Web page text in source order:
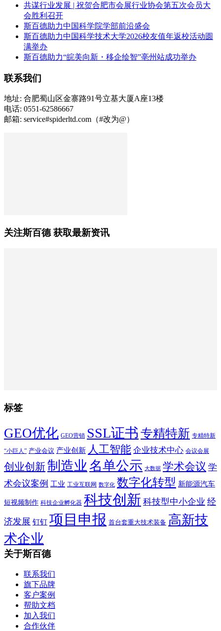
共谋行业发展 | 祝贺合肥市会展行业协会第五次会员大
会胜利召开
斯百德助力中国科学院学部前沿盛会
斯百德助力中国科学技术大学2026校友值年返校活动圆
满举办
斯百德助力“皖美向新・移企绘智”亳州站成功举办
联系我们
地址: 合肥蜀山区金寨路91号立基大厦A座13楼
电话: 0551-62586667
邮箱: service#spiderltd.com（#改为@）
关注斯百德 获取最新资讯
标签
GEO优化 GEO营销 SSL证书 专精特新 专精特新
“小巨人” 产业会议 产业创新 人工智能 企业技术中心 会议会展
创业创新制造业 名单公示 大数据 学术会议 学
术会议案例 工业 工业互联网 数字化 数字化转型 新能源汽车
短视频制作 科技企业孵化器 科技创新 科技型中小企业 经
济发展 钉钉 项目申报 首台套重大技术装备 高新技
术企业
关于斯百德
联系我们
旗下品牌
客户案例
帮助文档
加入我们
合作伙伴